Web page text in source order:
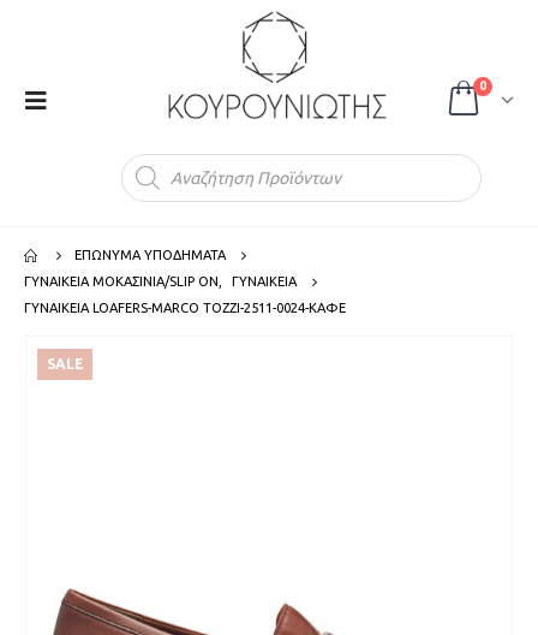
0
ΕΠΩΝΥΜΑ ΥΠΟΔΗΜΑΤΑ
ΓΥΝΑΙΚΕΙΑ ΜΟΚΑΣΙΝΙΑ/SLIP ON
ΓΥΝΑΙΚΕΙΑ
ΓΥΝΑΙΚΕΙΑ LOAFERS-MARCO TOZZI-2511-0024-ΚΑΦΕ
SALE